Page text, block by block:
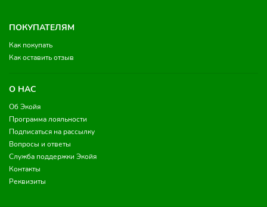
ПОКУПАТЕЛЯМ
Как покупать
Как оставить отзыв
О НАС
Об Экойя
Программа лояльности
Подписаться на рассылку
Вопросы и ответы
Служба поддержки Экойя
Контакты
Реквизиты